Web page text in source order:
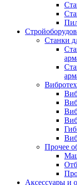
Станки
Прочее
Аксeccyapы и